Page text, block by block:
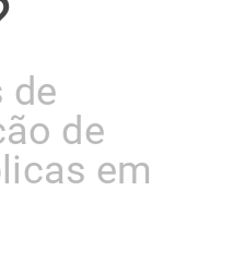
de
de
em